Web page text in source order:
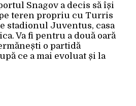
Snagov a decis să își
teren propriu cu Turris
stadionul Juventus, casa
Va fi pentru a două oară
o partidă
ce a mai evoluat și la